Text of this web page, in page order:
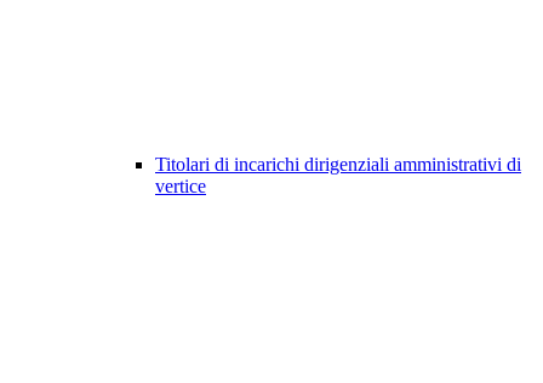
Titolari di incarichi dirigenziali amministrativi di
vertice